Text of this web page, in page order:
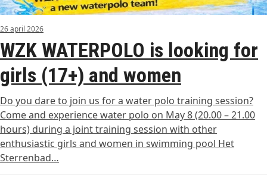
26 april 2026
WZK WATERPOLO is looking for
girls (17+) and women
Do you dare to join us for a water polo training session?
Come and experience water polo on May 8 (20.00 – 21.00
hours) during a joint training session with other
enthusiastic girls and women in swimming pool Het
Sterrenbad…